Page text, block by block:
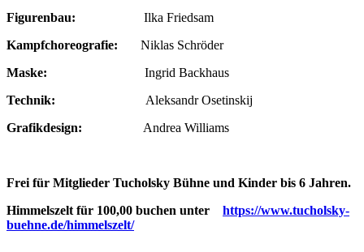
Figurenbau: Ilka Friedsam
Kampfchoreografie: Niklas Schröder
Maske:
Ingrid Backhaus
Technik: Aleksandr Osetinskij
Grafikdesign: Andrea Williams
Frei für Mitglieder Tucholsky Bühne und Kinder bis 6 Jahren.
Himmelszelt für 100,00 buchen unter https://www.tucholsky-
buehne.de/himmelszelt/